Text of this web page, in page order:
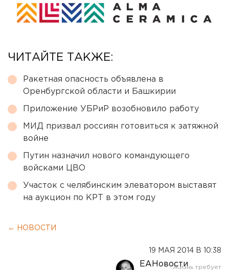
ЧИТАЙТЕ ТАКЖЕ:
Ракетная опасность объявлена в
Оренбургской области и Башкирии
Приложение УБРиР возобновило работу
МИД призвал россиян готовиться к затяжной
войне
Путин назначил нового командующего
войсками ЦВО
Участок с челябинским элеватором выставят
на аукцион по КРТ в этом году
← НОВОСТИ
19 МАЯ 2014 В 10:38
ЕАНовости